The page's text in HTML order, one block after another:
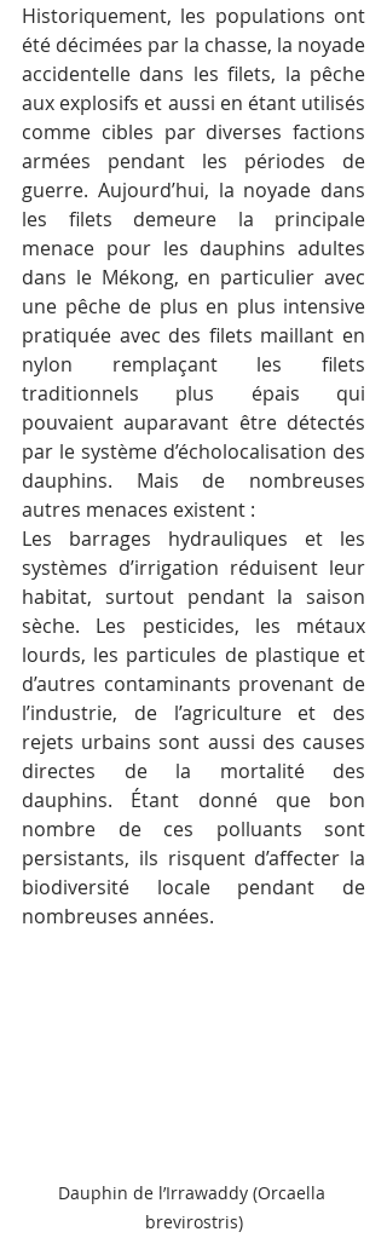
Historiquement, les populations ont
été décimées par la chasse, la noyade
accidentelle dans les filets, la pêche
aux explosifs et aussi en étant utilisés
comme cibles par diverses factions
armées pendant les périodes de
guerre. Aujourd’hui, la noyade dans
les filets demeure la principale
menace pour les dauphins adultes
dans le Mékong, en particulier avec
une pêche de plus en plus intensive
pratiquée avec des filets maillant en
nylon remplaçant les filets
traditionnels plus épais qui
pouvaient auparavant être détectés
par le système d’écholocalisation des
dauphins. Mais de nombreuses
autres menaces existent :
Les barrages hydrauliques et les
systèmes d’irrigation réduisent leur
habitat, surtout pendant la saison
sèche. Les pesticides, les métaux
lourds, les particules de plastique et
d’autres contaminants provenant de
l’industrie, de l’agriculture et des
rejets urbains sont aussi des causes
directes de la mortalité des
dauphins. Étant donné que bon
nombre de ces polluants sont
persistants, ils risquent d’affecter la
biodiversité locale pendant de
nombreuses années.
Dauphin de l’Irrawaddy (Orcaella
brevirostris)